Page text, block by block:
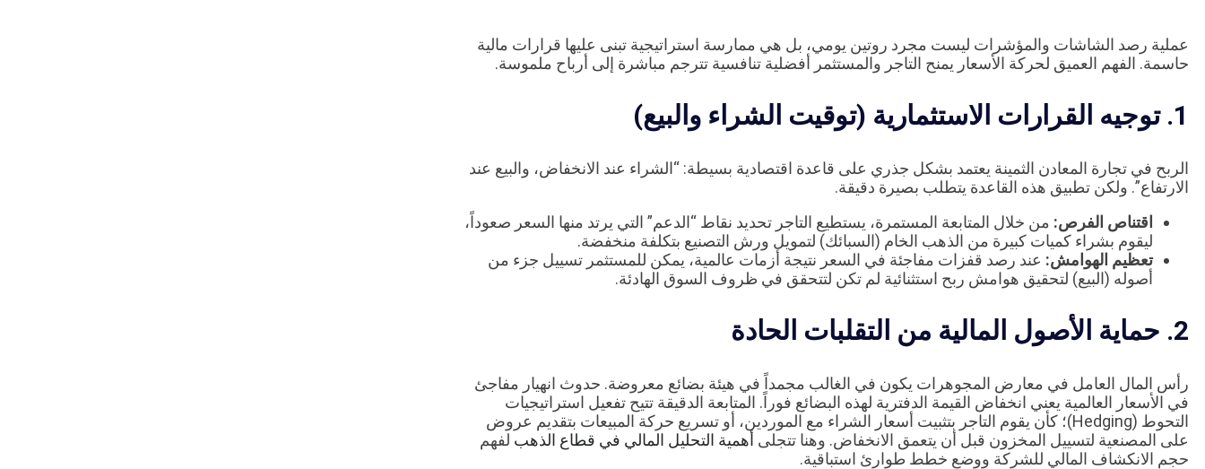
عملية رصد الشاشات والمؤشرات ليست مجرد روتين يومي، بل هي ممارسة استراتيجية تبنى عليها قرارات مالية
حاسمة. الفهم العميق لحركة الأسعار يمنح التاجر والمستثمر أفضلية تنافسية تترجم مباشرة إلى أرباح ملموسة.
1. توجيه القرارات الاستثمارية (توقيت الشراء والبيع)
الربح في تجارة المعادن الثمينة يعتمد بشكل جذري على قاعدة اقتصادية بسيطة: “الشراء عند الانخفاض، والبيع عند
الارتفاع”. ولكن تطبيق هذه القاعدة يتطلب بصيرة دقيقة.
اقتناص الفرص: من خلال المتابعة المستمرة، يستطيع التاجر تحديد نقاط “الدعم” التي يرتد منها السعر صعوداً،
ليقوم بشراء كميات كبيرة من الذهب الخام (السبائك) لتمويل ورش التصنيع بتكلفة منخفضة.
تعظيم الهوامش: عند رصد قفزات مفاجئة في السعر نتيجة أزمات عالمية، يمكن للمستثمر تسييل جزء من
أصوله (البيع) لتحقيق هوامش ربح استثنائية لم تكن لتتحقق في ظروف السوق الهادئة.
2. حماية الأصول المالية من التقلبات الحادة
رأس المال العامل في معارض المجوهرات يكون في الغالب مجمداً في هيئة بضائع معروضة. حدوث انهيار مفاجئ
في الأسعار العالمية يعني انخفاض القيمة الدفترية لهذه البضائع فوراً. المتابعة الدقيقة تتيح تفعيل استراتيجيات
التحوط (Hedging)؛ كأن يقوم التاجر بتثبيت أسعار الشراء مع الموردين، أو تسريع حركة المبيعات بتقديم عروض
على المصنعية لتسييل المخزون قبل أن يتعمق الانخفاض. وهنا تتجلى أهمية التحليل المالي في قطاع الذهب لفهم
حجم الانكشاف المالي للشركة ووضع خطط طوارئ استباقية.